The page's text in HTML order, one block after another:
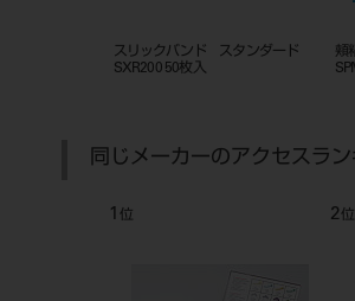
デュラン １．５㎜ 角 ＃３４１
６
ク
イ
同じメーカーのアクセスラン
7 位 8 位